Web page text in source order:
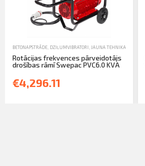
BETONAPSTRĀDE DZIĻUMVIBRATORI JAUNA TEHNIKA
Rotācijas frekvences pārveidotājs
drošības rāmī Swepac PVC6.0 KVA
€4,296.11